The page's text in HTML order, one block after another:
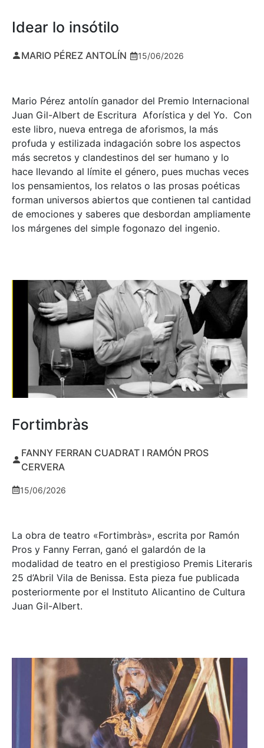
Idear lo insótilo
MARIO PÉREZ ANTOLÍN 15/06/2026
Mario Pérez antolín ganador del Premio Internacional
Juan Gil-Albert de Escritura Aforística y del Yo. Con
este libro, nueva entrega de aforismos, la más
profuda y estilizada indagación sobre los aspectos
más secretos y clandestinos del ser humano y lo
hace llevando al límite el género, pues muchas veces
los pensamientos, los relatos o las prosas poéticas
forman universos abiertos que contienen tal cantidad
de emociones y saberes que desbordan ampliamente
los márgenes del simple fogonazo del ingenio.
Fortimbràs
FANNY FERRAN CUADRAT I RAMÓN PROS
CERVERA
15/06/2026
La obra de teatro «Fortimbràs», escrita por Ramón
Pros y Fanny Ferran, ganó el galardón de la
modalidad de teatro en el prestigioso Premis Literaris
25 d’Abril Vila de Benissa. Esta pieza fue publicada
posteriormente por el Instituto Alicantino de Cultura
Juan Gil-Albert.